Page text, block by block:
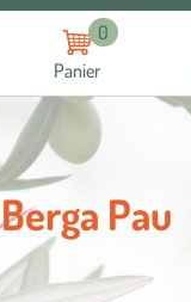
0
Berga Pau